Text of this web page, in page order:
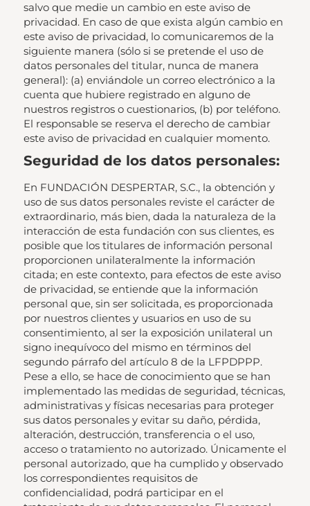
salvo que medie un cambio en este aviso de
privacidad. En caso de que exista algún cambio en
este aviso de privacidad, lo comunicaremos de la
siguiente manera (sólo si se pretende el uso de
datos personales del titular, nunca de manera
general): (a) enviándole un correo electrónico a la
cuenta que hubiere registrado en alguno de
nuestros registros o cuestionarios, (b) por teléfono.
El responsable se reserva el derecho de cambiar
este aviso de privacidad en cualquier momento.
Seguridad de los datos personales:
En FUNDACIÓN DESPERTAR, S.C., la obtención y
uso de sus datos personales reviste el carácter de
extraordinario, más bien, dada la naturaleza de la
interacción de esta fundación con sus clientes, es
posible que los titulares de información personal
proporcionen unilateralmente la información
citada; en este contexto, para efectos de este aviso
de privacidad, se entiende que la información
personal que, sin ser solicitada, es proporcionada
por nuestros clientes y usuarios en uso de su
consentimiento, al ser la exposición unilateral un
signo inequívoco del mismo en términos del
segundo párrafo del artículo 8 de la LFPDPPP.
Pese a ello, se hace de conocimiento que se han
implementado las medidas de seguridad, técnicas,
administrativas y físicas necesarias para proteger
sus datos personales y evitar su daño, pérdida,
alteración, destrucción, transferencia o el uso,
acceso o tratamiento no autorizado. Únicamente el
personal autorizado, que ha cumplido y observado
los correspondientes requisitos de
confidencialidad, podrá participar en el